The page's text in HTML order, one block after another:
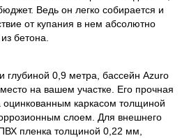
Ведь он легко собирается и
от купания в нем абсолютно
бетона.
0,9 метра, бассейн Azuro
на вашем участке. Его прочная
оцинкованным каркасом толщиной
слоем. Для внешнего
пленка толщиной 0,22 мм,